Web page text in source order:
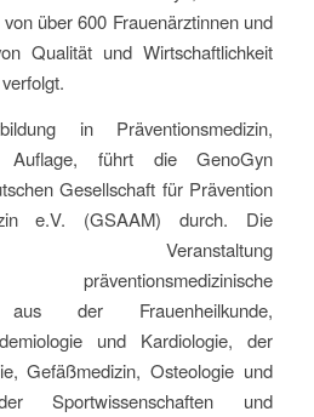
über 600 Frauenärztinnen und
Qualität und Wirtschaftlichkeit
in Präventionsmedizin,
führt die GenoGyn
Gesellschaft für Prävention
e.V. (GSAAM) durch. Die
Veranstaltung
der Frauenheilkunde,
und Kardiologie, der
Gefäßmedizin, Osteologie und
Sportwissenschaften und